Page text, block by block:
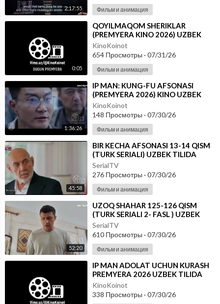
2:17:55 Фильм и анимация
0:05
⁣QOYILMAQOM SHERIKLAR
(PREMYERA KINO 2026) UZBEK
TILIDA
KinoKoinot
654 Просмотры · 07/31/26
Фильм и анимация
1:36:26
⁣IP MAN: KUNG-FU AFSONASI
(PREMYERA 2026) KINO UZBEK
TILIDA - SKACHAT
KinoKoinot
148 Просмотры · 07/30/26
Фильм и анимация
45:58
⁣BIR KECHA AFSONASI 13-14 QISM
(TURK SERIALI) UZBEK TILIDA
SerialTV
276 Просмотры · 07/30/26
Фильм и анимация
52:20
⁣UZOQ SHAHAR 125-126 QISM
(TURK SERIALI 2- FASL ) UZBEK
TILIDA
SerialTV
610 Просмотры · 07/30/26
Фильм и анимация
⁣IP MAN ADOLAT UCHUN KURASH
PREMYERA 2026 UZBEK TILIDA
KinoKoinot
338 Просмотры · 07/30/26